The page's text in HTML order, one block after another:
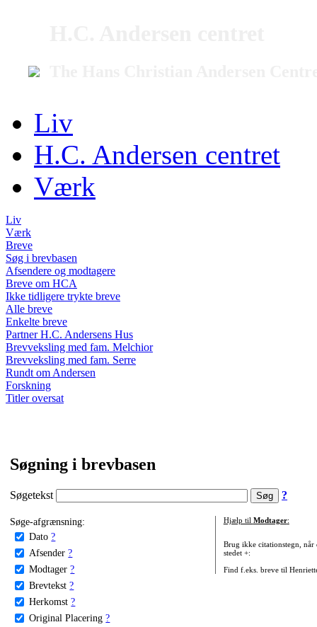
Liv
H.C. Andersen centret
Værk
Liv
Værk
Breve
Søg i brevbasen
Afsendere og modtagere
Breve om HCA
Ikke tidligere trykte breve
Alle breve
Enkelte breve
Partner H.C. Andersens Hus
Brevveksling med fam. Melchior
Brevveksling med fam. Serre
Rundt om Andersen
Forskning
Titler oversat
Søgning i brevbasen
Søgetekst ?
Søge-afgrænsning:
Dato ?
Afsender ?
Modtager ?
Brevtekst ?
Herkomst ?
Original Placering ?
Hjælp til Modtager:
Brug ikke citationstegn, når
stedet +:
Find f.eks. breve til